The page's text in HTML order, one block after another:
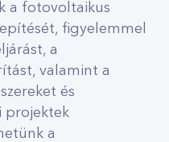
a fotovoltaikus
figyelemmel
a
valamint a
és
projektek
a